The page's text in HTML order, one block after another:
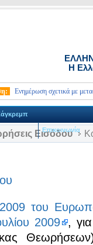
Η
Ενημέρωση σχετικά με
Επικοινωνία
Εισόδου
του
2009
,